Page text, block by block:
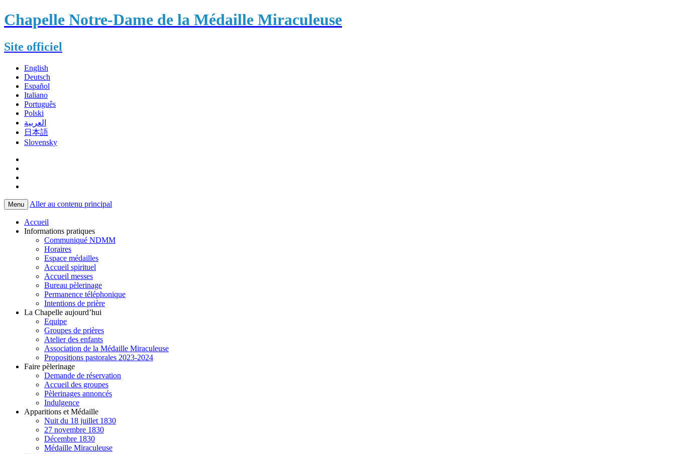
Chapelle Notre-Dame de la Médaille Miraculeuse
Site officiel
English
Deutsch
Español
Italiano
Português
Polski
العربية
日本語
Slovensky
Menu Aller au contenu principal
Accueil
Informations pratiques
Communiqué NDMM
Horaires
Espace médailles
Accueil spirituel
Accueil messes
Bureau pèlerinage
Permanence téléphonique
Intentions de prière
La Chapelle aujourd’hui
Equipe
Groupes de prières
Atelier des enfants
Association de la Médaille Miraculeuse
Propositions pastorales 2023-2024
Faire pèlerinage
Demande de réservation
Accueil des groupes
Pèlerinages annoncés
Indulgence
Apparitions et Médaille
Nuit du 18 juillet 1830
27 novembre 1830
Décembre 1830
Médaille Miraculeuse